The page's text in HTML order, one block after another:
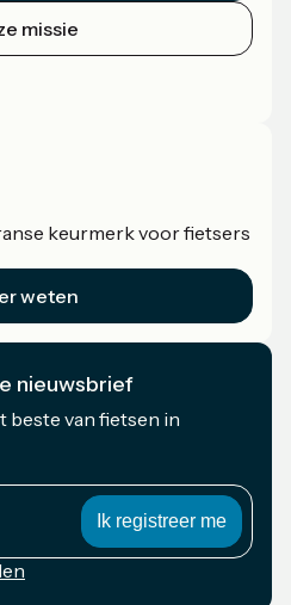
missie
keurmerk voor fietsers
weten
nieuwsbrief
beste van fietsen in